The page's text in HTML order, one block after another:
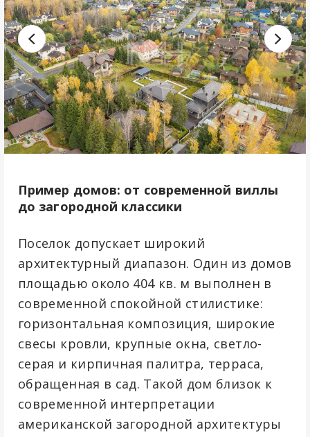
Пример домов: от современной виллы
до загородной классики
Поселок допускает широкий
архитектурный диапазон. Один из домов
площадью около 404 кв. м выполнен в
современной спокойной стилистике:
горизонтальная композиция, широкие
свесы кровли, крупные окна, светло-
серая и кирпичная палитра, терраса,
обращенная в сад. Такой дом близок к
современной интерпретации
американской загородной архитектуры